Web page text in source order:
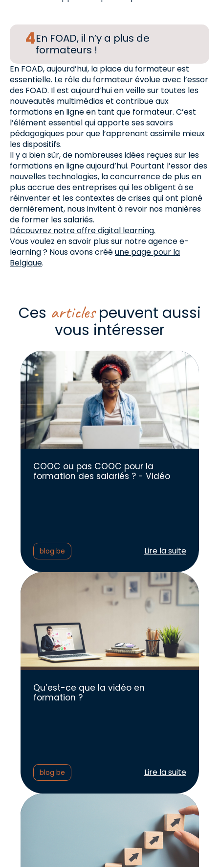
En FOAD, il n’y a plus de
formateurs !
En FOAD, aujourd’hui, la place du formateur est
essentielle. Le rôle du formateur évolue avec l’essor
des FOAD. Il est aujourd’hui en veille sur toutes les
nouveautés multimédias et contribue aux
formations en ligne en tant que formateur. C’est
l’élément essentiel qui apporte ses savoirs
pédagogiques pour que l’apprenant assimile mieux
les dispositifs.
Il y a bien sûr, de nombreuses idées reçues sur les
formations en ligne aujourd’hui. Pourtant l’essor des
nouvelles technologies, la concurrence de plus en
plus accrue des entreprises qui les obligent à se
réinventer et les contextes de crises qui ont plané
dernièrement, nous invitent à revoir nos manières
de former les salariés.
Découvrez notre offre digital learning.
Vous voulez en savoir plus sur notre agence e-
learning ? Nous avons crééune page pour la
Belgique.
Ces articlespeuvent aussi
vous intéresser
COOC ou pas COOC pour la
formation des salariés ? - Vidéo
blog be Lire l'article :
Lire la suite
Qu’est-ce que la vidéo en
formation ?
blog be Lire l'article :
Lire la suite